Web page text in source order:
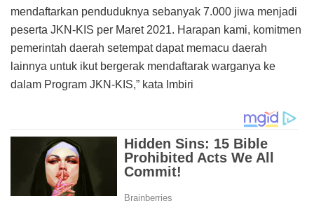
mendaftarkan penduduknya sebanyak 7.000 jiwa menjadi
peserta JKN-KIS per Maret 2021. Harapan kami, komitmen
pemerintah daerah setempat dapat memacu daerah
lainnya untuk ikut bergerak mendaftarak warganya ke
dalam Program JKN-KIS,” kata Imbiri